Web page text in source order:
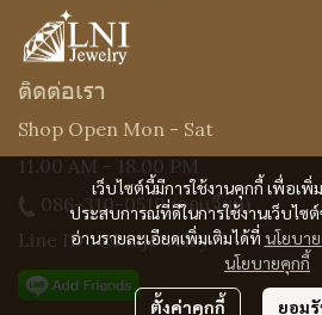
เว็บไซต์นี้มีการใช้งานคุกกี้ เพื่อเ
ประสบการณ์ที่ดีในการใช้งานเว็บไซ
อ่านรายละเอียดเพิ่มเติมได้ที่ นโยบา
นโยบายคุกกี้
ตั้งค่าคุกกี้ ยอม
ติดต่อเรา
Shop Open Mon - Sat
11.00 AM - 18.00 PM
086-310-0519(คุณเจี๊ยบ)
Line ID : @Lnijewelry